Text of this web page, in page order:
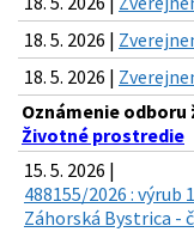
18. 5. 2026 |
18. 5. 2026 |
Oznámenie odboru
Životné prostredie
15. 5. 2026 |
488155/2026 : výrub
Záhorská Bystrica -